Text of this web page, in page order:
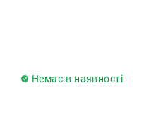
Немає в наявності